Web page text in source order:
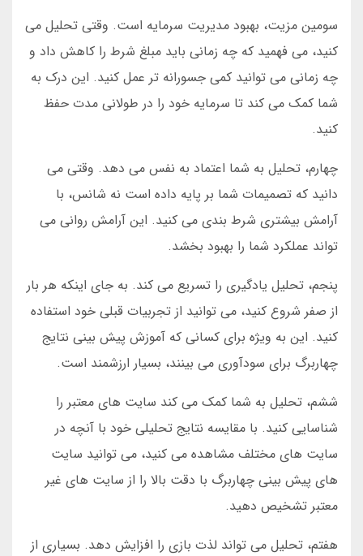
سومین مزیت، بهبود مدیریت سرمایه است. وقتی تحلیل می
کنید، می فهمید که چه زمانی باید مبلغ شرط را کاهش داد و
چه زمانی می توانید کمی جسورانه تر عمل کنید. این درک به
شما کمک می کند تا سرمایه خود را در طولانی مدت حفظ
کنید.
چهارم، تحلیل به شما اعتماد به نفس می دهد. وقتی می
دانید که تصمیمات شما بر پایه داده است نه شانس، با
آرامش بیشتری شرط بندی می کنید. این آرامش روانی می
تواند عملکرد شما را بهبود بخشد.
پنجم، تحلیل یادگیری را تسریع می کند. به جای اینکه هر بار
از صفر شروع کنید، می توانید از تجربیات قبلی خود استفاده
کنید. این به ویژه برای کسانی که آموزش پیش بینی نتایج
چهاربرگ برای سودآوری می بینند، بسیار ارزشمند است.
ششم، تحلیل به شما کمک می کند سایت های معتبر را
شناسایی کنید. با مقایسه نتایج تحلیلی خود با آنچه در
سایت های مختلف مشاهده می کنید، می توانید سایت
های پیش بینی چهاربرگ با دقت بالا را از سایت های غیر
معتبر تشخیص دهید.
هفتم، تحلیل می تواند لذت بازی را افزایش دهد. بسیاری از